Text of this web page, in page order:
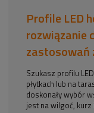
Profile LED
rozwiązanie
zastosowań
Szukasz profilu
płytkach lub na
doskonały wybór
jest na wilgoć, kurz